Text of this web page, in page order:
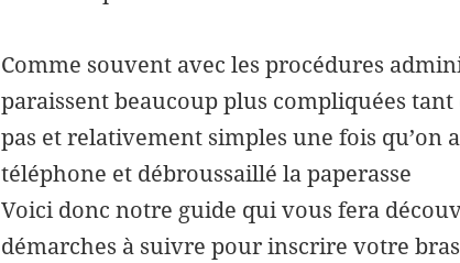
Comme souvent avec les procédures
paraissent beaucoup plus compliquées tant
pas et relativement simples une fois qu’on
téléphone et débroussaillé la paperasse
Voici donc notre guide qui vous fera
démarches à suivre pour inscrire votre